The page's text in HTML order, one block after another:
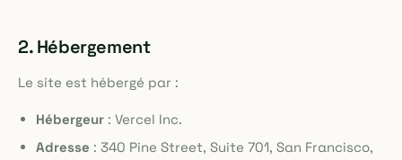
2. Hébergement
Le site est hébergé par :
Hébergeur : Vercel Inc.
Adresse : 340 Pine Street, Suite 701, San Francisco,